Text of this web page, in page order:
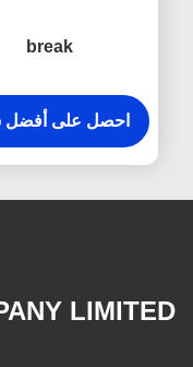
break
احصل على أفضل
LIMITED